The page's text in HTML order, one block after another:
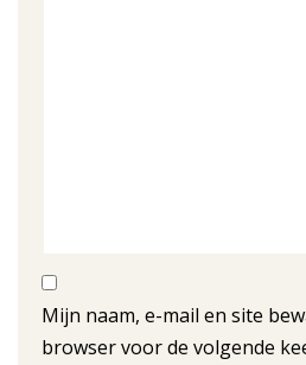
Mijn naam, e-mail en site
browser voor de volgende